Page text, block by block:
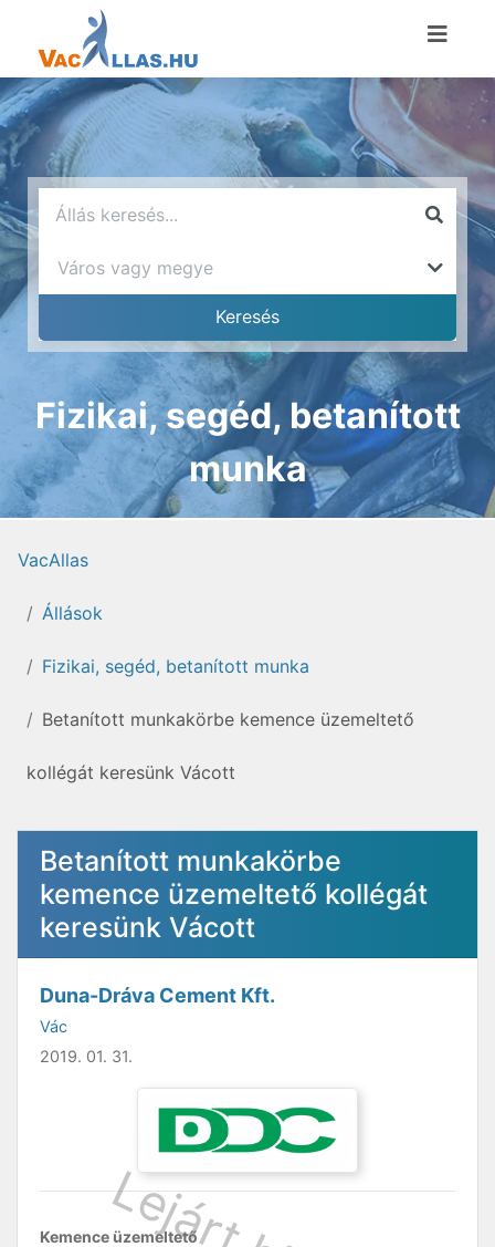
Fizikai, segéd, betanított
munka
VacAllas
Állások
Fizikai, segéd, betanított munka
Betanított munkakörbe kemence üzemeltető
kollégát keresünk Vácott
Betanított munkakörbe
kemence üzemeltető kollégát
keresünk Vácott
Duna-Dráva Cement Kft.
Vác
2019. 01. 31.
Kemence üzemeltető